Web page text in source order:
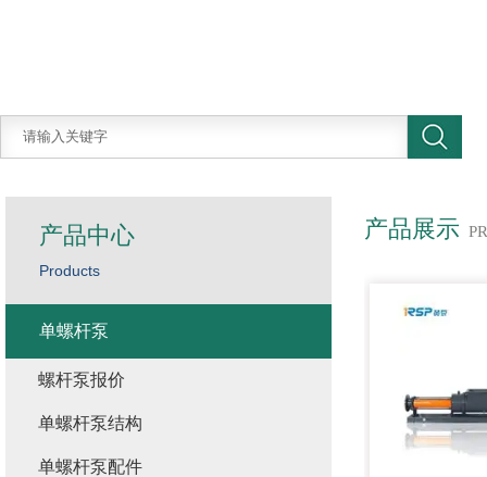
产品展示
产品中心
Products
单螺杆泵
螺杆泵报价
单螺杆泵结构
单螺杆泵配件